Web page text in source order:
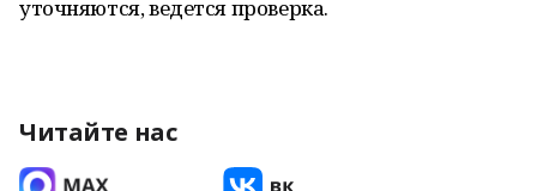
уточняются, ведется проверка.
Читайте нас